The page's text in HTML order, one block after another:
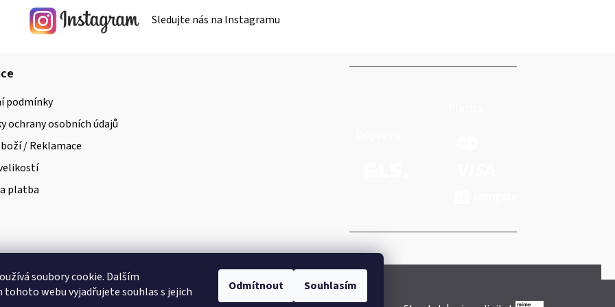
soubory cookie. Dalším
tohoto webu vyjadřujete souhlas s jejich
Odmítnout Souhlasím
r
Sledujte nás na Instagramu
podmínky
ochrany osobních údajů
/ Reklamace
platba